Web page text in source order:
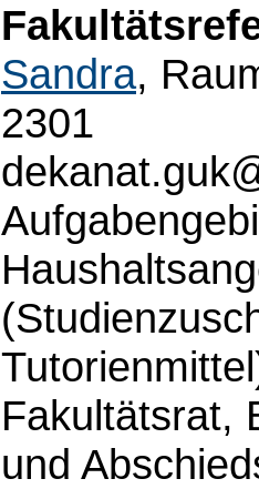
Sandra,
2301
Fakultätsrat,
und